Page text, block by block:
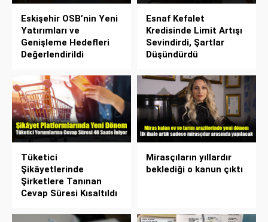
Eskişehir OSB’nin Yeni
Yatırımları ve
Genişleme Hedefleri
Değerlendirildi
Esnaf Kefalet
Kredisinde Limit Artışı
Sevindirdi, Şartlar
Düşündürdü
Tüketici
Şikâyetlerinde
Şirketlere Tanınan
Cevap Süresi Kısaltıldı
Mirasçıların yıllardır
beklediği o kanun çıktı